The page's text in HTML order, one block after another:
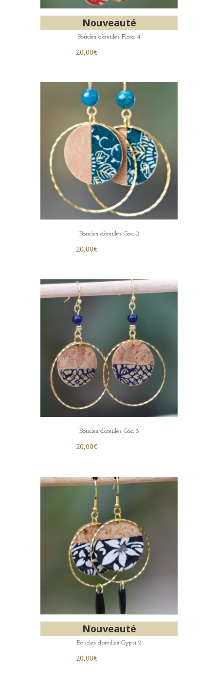
Nouveauté
Boucles d’oreilles Flora 4
20,00€
Boucles d’oreilles Goa 2
20,00€
Boucles d’oreilles Goa 3
20,00€
Nouveauté
Boucles d’oreilles Gypsi 2
20,00€